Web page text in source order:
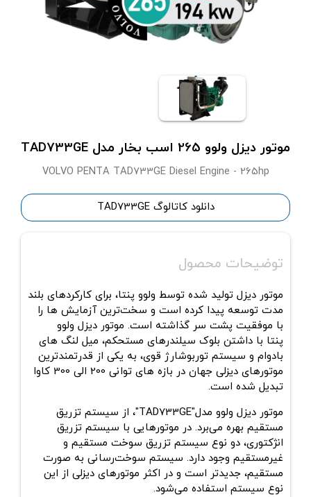
موتور دیزل ولوو 265 اسب بخار مدل TAD733GE
VOLVO PENTA TAD733GE Diesel Engine - 265hp
دانلود کاتالوگ TAD733GE
توضیحات محصول
موتور دیزل تولید شده توسط ولوو پنتا، برای کارکردهای بلند
مدت توسعه پیدا کرده است و سخت‌ترین آزمایش ها را
با موفقیت پشت سر گذاشته است. موتور دیزل ولوو
پنتا با داشتن بلوک سیلندرهای مستحکم، میل لنگ های
بادوام و سیستم توربوشارژ قوی، به یکی از قدرتمندترین
موتورهای دیزلی جهان در بازه های توانی 200 الی 300 کاوا
تبدیل شده است.
موتور دیزل ولوو مدل"TAD733GE"، از سیستم تزریق
مستقیم بهره می‌برد. در موتورهایی با سیستم تزریق
انژکتوری، دو نوع سیستم تزریق سوخت مستقیم و
غیرمستقیم وجود دارد. سیستم سوخت‌رسانی به صورت
مستقیم، جدیدتر است و در اکثر موتورهای دیزلی از این
نوع سیستم استفاده می‌شود.